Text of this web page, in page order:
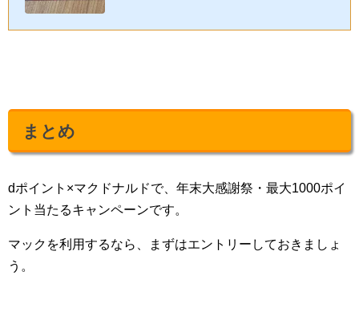
まとめ
dポイント×マクドナルドで、年末大感謝祭・最大1000ポイ
ント当たるキャンペーンです。
マックを利用するなら、まずはエントリーしておきましょ
う。